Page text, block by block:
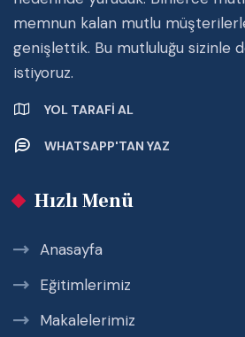
memnun kalan mutlu
genişlettik. Bu mutluluğu sizinle
istiyoruz.
YOL TARAFI AL
WHATSAPP'TAN YAZ
Hızlı Menü
Anasayfa
Eğitimlerimiz
Makalelerimiz